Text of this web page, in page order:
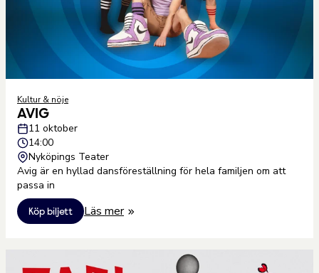
Kultur & nöje
AVIG
11 oktober
14:00
Nyköpings Teater
Avig är en hyllad dansföreställning för hela familjen om att
passa in
Köp biljett Läs mer